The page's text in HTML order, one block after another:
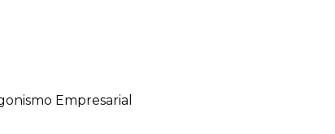
Empresarial